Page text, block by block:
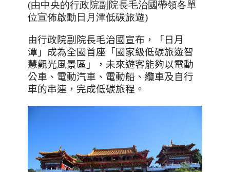
(由中央的行政院副院長毛治國帶領各單
位宣佈啟動日月潭低碳旅遊)
由行政院副院長毛治國宣布，「日月
潭」成為全國首座「國家級低碳旅遊智
慧觀光風景區」，未來遊客能夠以電動
公車、電動汽車、電動船、纜車及自行
車的串連，完成低碳旅程。